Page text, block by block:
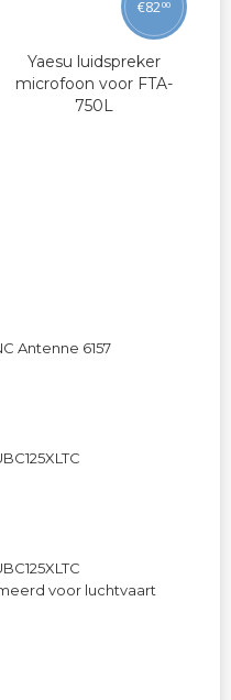
Yaesu luidspreker
microfoon voor FTA-
750L
€8200
Antenne 6157
voor luchtvaart